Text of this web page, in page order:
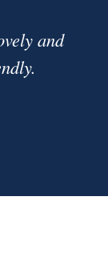
and